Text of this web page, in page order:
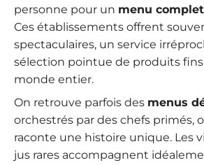
personne pour un menu complet
Ces établissements offrent
spectaculaires, un service
sélection pointue de produits
monde entier.
On retrouve parfois des menus
orchestrés par des chefs primés,
raconte une histoire unique. Les
jus rares accompagnent